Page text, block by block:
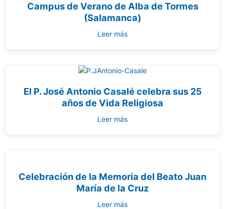
Campus de Verano de Alba de Tormes
(Salamanca)
Leer más
El P. José Antonio Casalé celebra sus 25
años de Vida Religiosa
Leer más
Celebración de la Memoria del Beato Juan
María de la Cruz
Leer más